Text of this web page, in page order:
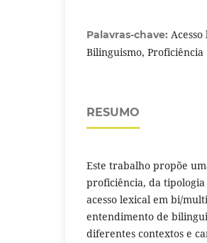
Palavras-chave:
Bilinguismo, Proficiência
RESUMO
Este trabalho propõe
proficiência, da
acesso lexical em bi/
entendimento de
diferentes contextos e